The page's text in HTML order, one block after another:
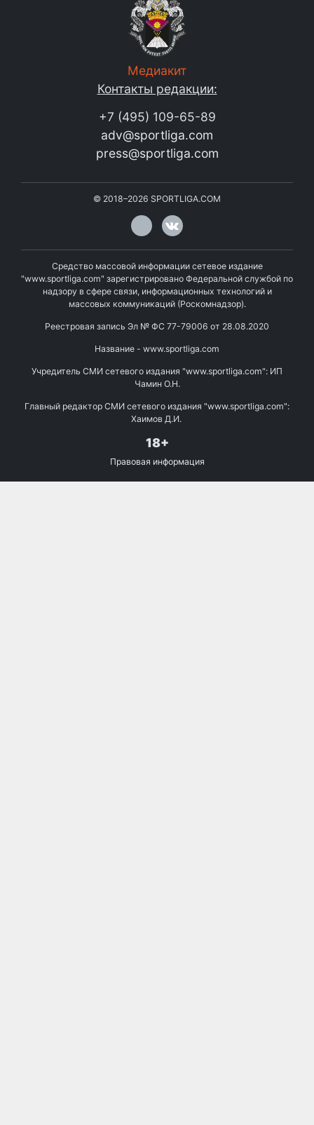
Медиакит
Контакты редакции:
+7 (495) 109-65-89
adv@sportliga.com
press@sportliga.com
© 2018–2026 SPORTLIGA.COM
Средство массовой информации сетевое издание
"www.sportliga.com" зарегистрировано Федеральной службой по
надзору в сфере связи, информационных технологий и
массовых коммуникаций (Роскомнадзор).
Реестровая запись Эл № ФС 77-79006 от 28.08.2020
Название - www.sportliga.com
Учредитель СМИ сетевого издания "www.sportliga.com": ИП
Чамин О.Н.
Главный редактор СМИ сетевого издания "www.sportliga.com":
Хаимов Д.И.
18+
Правовая информация